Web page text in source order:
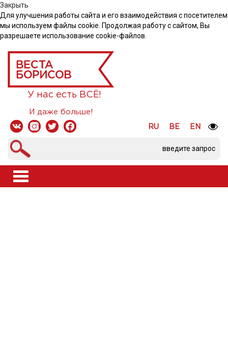
Закрыть
Для улучшения работы сайта и его взаимодействия с посетителем
мы используем файлы cookie. Продолжая работу с сайтом, Вы
разрешаете использование cookie-файлов.
У нас есть ВСЁ!
И даже больше!
RU BE EN
Toggle
navigation